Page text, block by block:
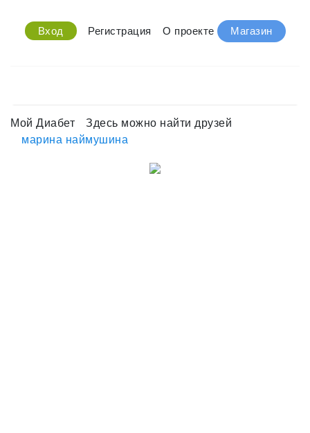
Вход Регистрация О проекте Магазин
Мой Диабет
Здесь можно найти друзей
марина наймушина